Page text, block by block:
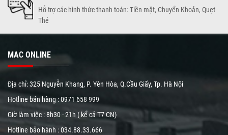
Hỗ trợ các hình thức thanh toán: Tiền mặt, Chuyển Khoản, Quẹt
Thẻ
MAC ONLINE
Địa chỉ: 325 Nguyễn Khang, P. Yên Hòa, Q.Cầu Giấy, Tp. Hà Nội
Hotline bán hàng :0971 658 999
Giờ làm việc : 8h30 - 21h ( kể cả T7 CN)
Hotline bảo hành :034.88.33.666